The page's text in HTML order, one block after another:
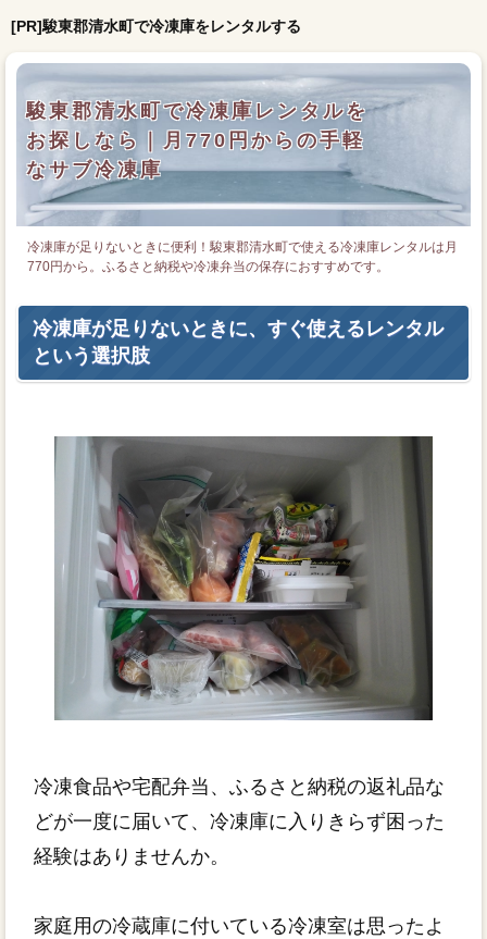
[PR]駿東郡清水町で冷凍庫をレンタルする
駿東郡清水町で冷凍庫レンタルを
お探しなら｜月770円からの手軽
なサブ冷凍庫
冷凍庫が足りないときに便利！駿東郡清水町で使える冷凍庫レンタルは月
770円から。ふるさと納税や冷凍弁当の保存におすすめです。
冷凍庫が足りないときに、すぐ使えるレンタル
という選択肢
冷凍食品や宅配弁当、ふるさと納税の返礼品な
どが一度に届いて、冷凍庫に入りきらず困った
経験はありませんか。
家庭用の冷蔵庫に付いている冷凍室は思ったよ